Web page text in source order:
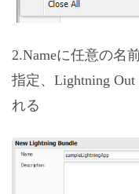
2.Nameに任意の名
指定、Lightning Out
れる